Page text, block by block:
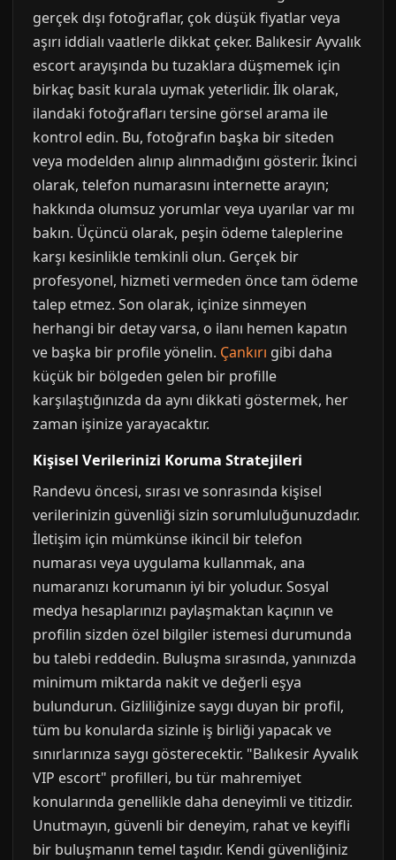
gerçek dışı fotoğraflar, çok düşük fiyatlar veya
aşırı iddialı vaatlerle dikkat çeker. Balıkesir Ayvalık
escort arayışında bu tuzaklara düşmemek için
birkaç basit kurala uymak yeterlidir. İlk olarak,
ilandaki fotoğrafları tersine görsel arama ile
kontrol edin. Bu, fotoğrafın başka bir siteden
veya modelden alınıp alınmadığını gösterir. İkinci
olarak, telefon numarasını internette arayın;
hakkında olumsuz yorumlar veya uyarılar var mı
bakın. Üçüncü olarak, peşin ödeme taleplerine
karşı kesinlikle temkinli olun. Gerçek bir
profesyonel, hizmeti vermeden önce tam ödeme
talep etmez. Son olarak, içinize sinmeyen
herhangi bir detay varsa, o ilanı hemen kapatın
ve başka bir profile yönelin. Çankırı gibi daha
küçük bir bölgeden gelen bir profille
karşılaştığınızda da aynı dikkati göstermek, her
zaman işinize yarayacaktır.
Kişisel Verilerinizi Koruma Stratejileri
Randevu öncesi, sırası ve sonrasında kişisel
verilerinizin güvenliği sizin sorumluluğunuzdadır.
İletişim için mümkünse ikincil bir telefon
numarası veya uygulama kullanmak, ana
numaranızı korumanın iyi bir yoludur. Sosyal
medya hesaplarınızı paylaşmaktan kaçının ve
profilin sizden özel bilgiler istemesi durumunda
bu talebi reddedin. Buluşma sırasında, yanınızda
minimum miktarda nakit ve değerli eşya
bulundurun. Gizliliğinize saygı duyan bir profil,
tüm bu konularda sizinle iş birliği yapacak ve
sınırlarınıza saygı gösterecektir. "Balıkesir Ayvalık
VIP escort" profilleri, bu tür mahremiyet
konularında genellikle daha deneyimli ve titizdir.
Unutmayın, güvenli bir deneyim, rahat ve keyifli
bir buluşmanın temel taşıdır. Kendi güvenliğiniz